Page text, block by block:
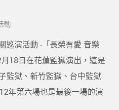
動
巡演活動 -「長榮有愛 音樂
18日在花蓮監獄演出，這是
監獄、新竹監獄、台中監獄
年第六場也是最後一場的演